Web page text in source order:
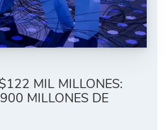
MIL MILLONES:
MILLONES DE